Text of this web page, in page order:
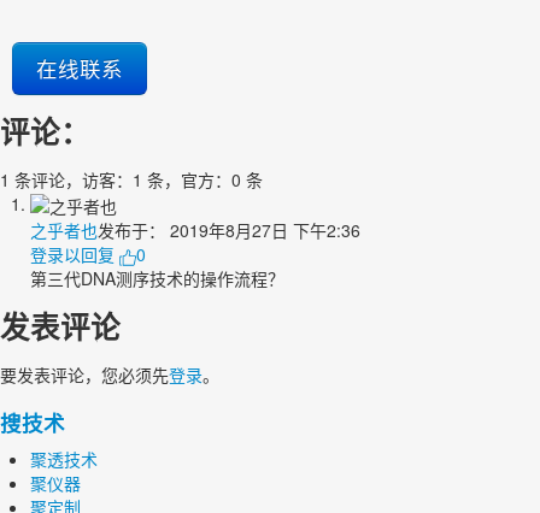
在线联系
评论：
1 条评论，访客：1 条，官方：0 条
之乎者也发布于： 2019年8月27日 下午2:36
登录以回复
0
第三代DNA测序技术的操作流程？
发表评论
要发表评论，您必须先登录。
搜技术
聚透技术
聚仪器
聚定制